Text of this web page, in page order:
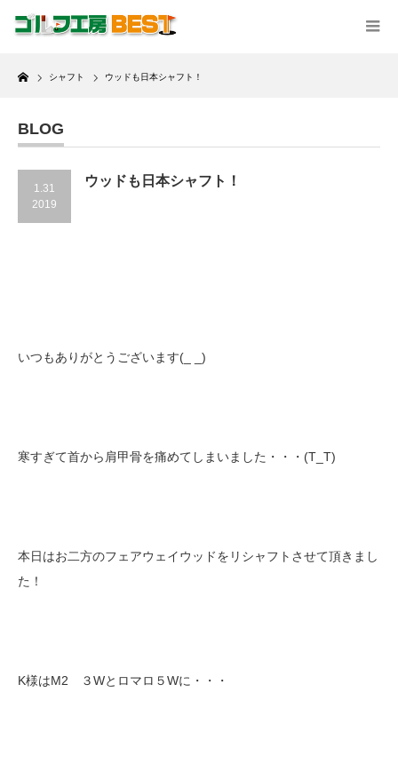
Home
シャフト ウッドも日本シャフト！
BLOG
1.31
2019
ウッドも日本シャフト！
いつもありがとうございます(_ _)
寒すぎて首から肩甲骨を痛めてしまいました・・・(T_T)
本日はお二方のフェアウェイウッドをリシャフトさせて頂きまし
た！
K様はM2 ３Wとロマロ５Wに・・・